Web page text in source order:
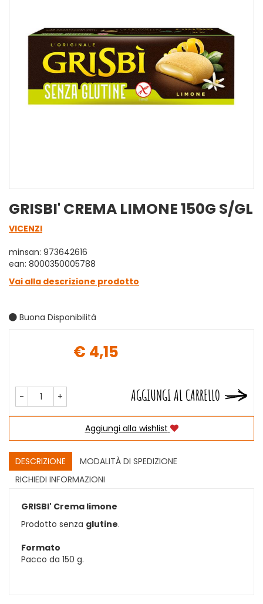
GRISBI' CREMA LIMONE 150G S/GL
VICENZI
minsan: 973642616
ean: 8000350005788
Vai alla descrizione prodotto
Buona Disponibilità
€ 4,15
- + AGGIUNGI AL CARRELLO
Aggiungi alla wishlist
DESCRIZIONE
MODALITÀ DI SPEDIZIONE
RICHIEDI INFORMAZIONI
GRISBI' Crema limone
Prodotto senza glutine.
Formato
Pacco da 150 g.